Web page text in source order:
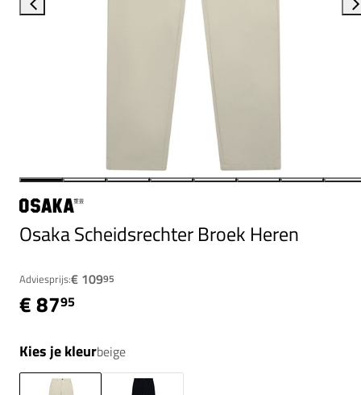
Osaka Scheidsrechter Broek Heren
Adviesprijs:€ 10995
€ 8795
Kies je kleurbeige